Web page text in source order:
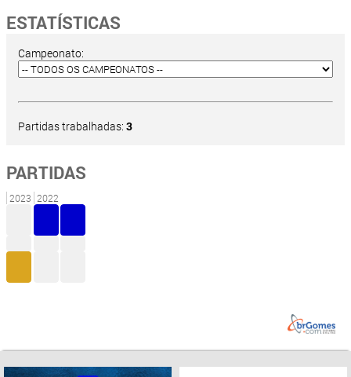
ESTATÍSTICAS
Campeonato:
Partidas trabalhadas: 3
PARTIDAS
2023 2022